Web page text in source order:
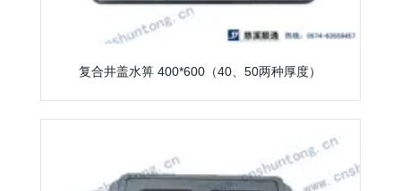
复合井盖水箅 400*600（40、50两种厚度）